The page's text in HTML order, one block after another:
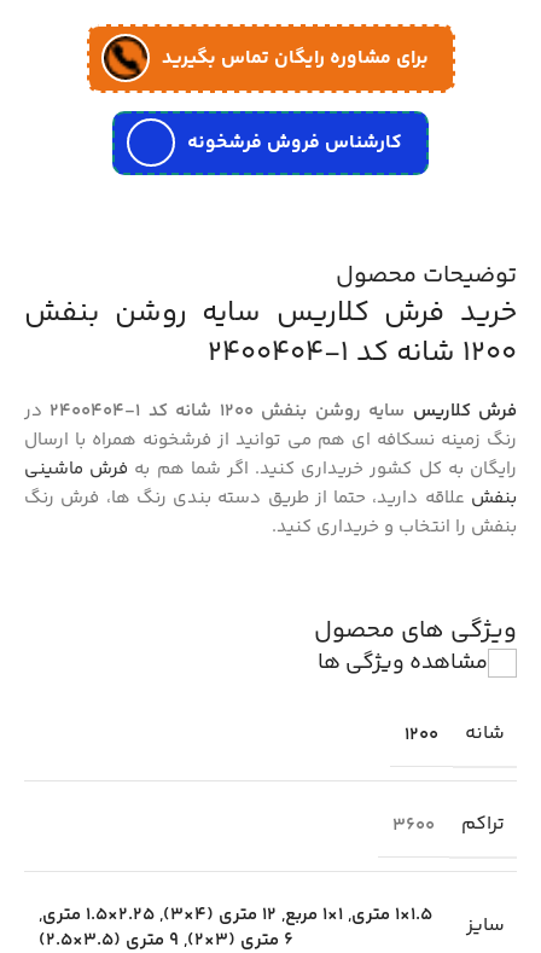
برای مشاوره رایگان تماس بگیرید
کارشناس فروش فرشخونه
توضیحات محصول
خرید فرش کلاریس سایه روشن بنفش
1200 شانه کد 1-2400404
فرش کلاریس سایه روشن بنفش 1200 شانه کد 1-2400404
در
رنگ زمینه نسکافه ای هم می توانید از فرشخونه همراه با ارسال
رایگان به کل کشور خریداری کنید. اگر شما هم به فرش ماشینی
بنفش علاقه دارید، حتما از طریق دسته بندی رنگ ها، فرش رنگ
بنفش را انتخاب و خریداری کنید.
ویژگی های محصول
مشاهده ویژگی ها
شانه 1200
تراکم 3600
سایز 1.5×1 متری ,1×1 مربع , 12 متری (4×3) ,2.25×1.5 متری
,
6 متری (3×2)
, 9 متری (3.5×2.5)